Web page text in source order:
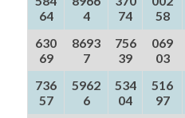
64
4
74
58
630
69
8693
7
756
39
069
03
736
57
5962
6
534
04
516
97